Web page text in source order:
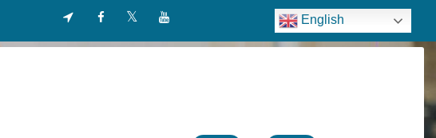
English